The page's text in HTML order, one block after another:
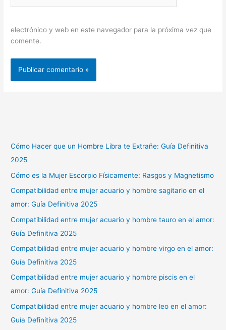
electrónico y web en este navegador para la próxima vez que
comente.
Cómo Hacer que un Hombre Libra te Extrañe: Guía Definitiva
2025
Cómo es la Mujer Escorpio Físicamente: Rasgos y Magnetismo
Compatibilidad entre mujer acuario y hombre sagitario en el
amor: Guía Definitiva 2025
Compatibilidad entre mujer acuario y hombre tauro en el amor:
Guía Definitiva 2025
Compatibilidad entre mujer acuario y hombre virgo en el amor:
Guía Definitiva 2025
Compatibilidad entre mujer acuario y hombre piscis en el
amor: Guía Definitiva 2025
Compatibilidad entre mujer acuario y hombre leo en el amor:
Guía Definitiva 2025